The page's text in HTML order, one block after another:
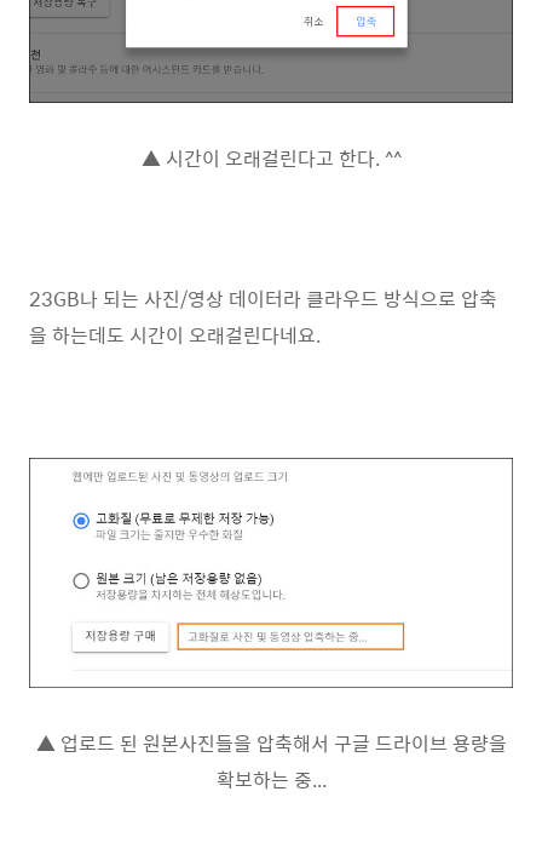
▲ 시간이 오래걸린다고 한다. ^^
23GB나 되는 사진/영상 데이터라 클라우드 방식으로 압축
을 하는데도 시간이 오래걸린다네요.
▲ 업로드 된 원본사진들을 압축해서 구글 드라이브 용량을
확보하는 중...